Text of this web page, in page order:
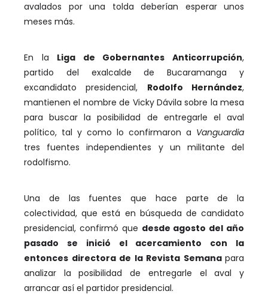
avalados por una tolda deberían esperar unos
meses más.
En la Liga de Gobernantes Anticorrupción,
partido del exalcalde de Bucaramanga y
excandidato presidencial, Rodolfo Hernández,
mantienen el nombre de Vicky Dávila sobre la mesa
para buscar la posibilidad de entregarle el aval
político, tal y como lo confirmaron a Vanguardia
tres fuentes independientes y un militante del
rodolfismo.
Una de las fuentes que hace parte de la
colectividad, que está en búsqueda de candidato
presidencial, confirmó que desde agosto del año
pasado se inició el acercamiento con la
entonces directora de la Revista Semana para
analizar la posibilidad de entregarle el aval y
arrancar así el partidor presidencial.